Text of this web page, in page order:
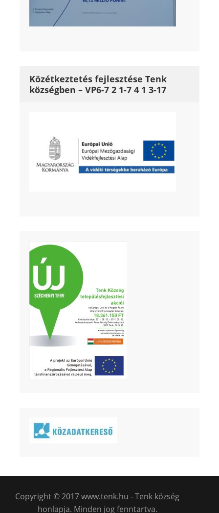
Közétkeztetés fejlesztése Tenk
községben – VP6-7 2 1-7 4 1 3-17
Copyright © 2017 www.tenk.hu - Tenk község
honlapja. Minden jog fenntartva.